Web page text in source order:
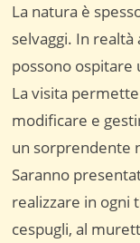
La natura è
selvaggi. In
possono ospitare
La visita
modificare e
un sorprendente
Saranno
realizzare in ogni
cespugli, al